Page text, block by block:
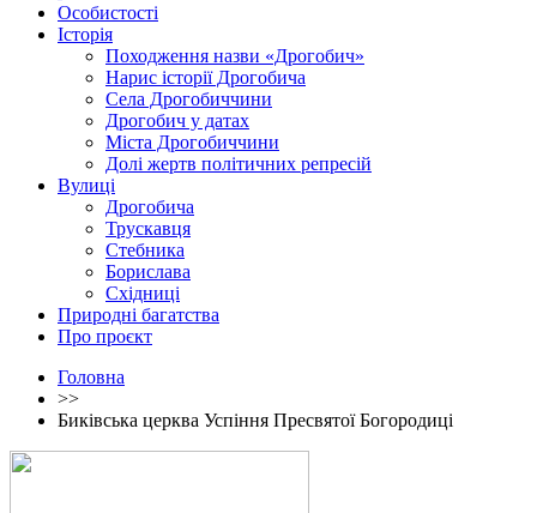
Особистості
Історія
Походження назви «Дрогобич»
Нарис історії Дрогобича
Села Дрогобиччини
Дрогобич у датах
Міста Дрогобиччини
Долі жертв політичних репресій
Вулиці
Дрогобича
Трускавця
Стебника
Борислава
Східниці
Природні багатства
Про проєкт
Головна
>>
Биківська церква Успіння Пресвятої Богородиці